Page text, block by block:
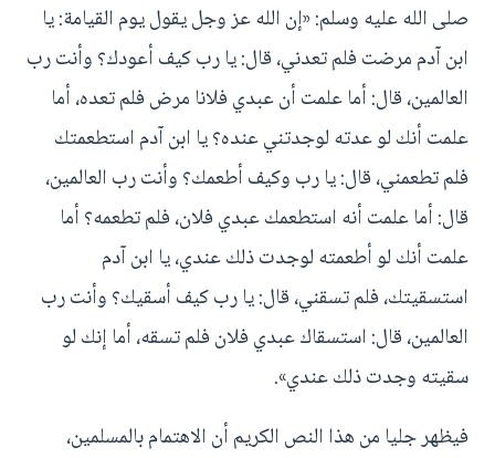
صلى الله عليه وسلم: «إن الله عز وجل يقول يوم القيامة: يا
ابن آدم مرضت فلم تعدني، قال: يا رب كيف أعودك؟ وأنت رب
العالمين، قال: أما علمت أن عبدي فلانا مرض فلم تعده، أما
علمت أنك لو عدته لوجدتني عنده؟ يا ابن آدم استطعمتك
فلم تطعمني، قال: يا رب وكيف أطعمك؟ وأنت رب العالمين،
قال: أما علمت أنه استطعمك عبدي فلان، فلم تطعمه؟ أما
علمت أنك لو أطعمته لوجدت ذلك عندي، يا ابن آدم
استسقيتك، فلم تسقني، قال: يا رب كيف أسقيك؟ وأنت رب
العالمين، قال: استسقاك عبدي فلان فلم تسقه، أما إنك لو
سقيته وجدت ذلك عندي».
فيظهر جليا من هذا النص الكريم أن الاهتمام بالمسلمين،